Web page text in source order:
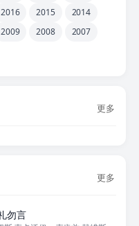
2016 2015
2014
2009 2008
2007
更多
更多
勿言